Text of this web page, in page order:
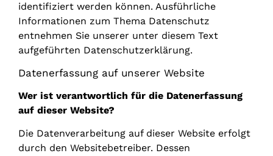
identifiziert werden können. Ausführliche
Informationen zum Thema Datenschutz
entnehmen Sie unserer unter diesem Text
aufgeführten Datenschutzerklärung.
Datenerfassung auf unserer Website
Wer ist verantwortlich für die Datenerfassung
auf dieser Website?
Die Datenverarbeitung auf dieser Website erfolgt
durch den Websitebetreiber. Dessen